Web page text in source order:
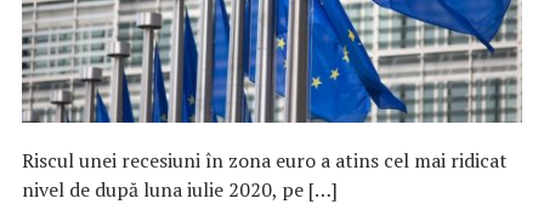
Riscul unei recesiuni în zona euro a atins cel mai ridicat
nivel de după luna iulie 2020, pe […]